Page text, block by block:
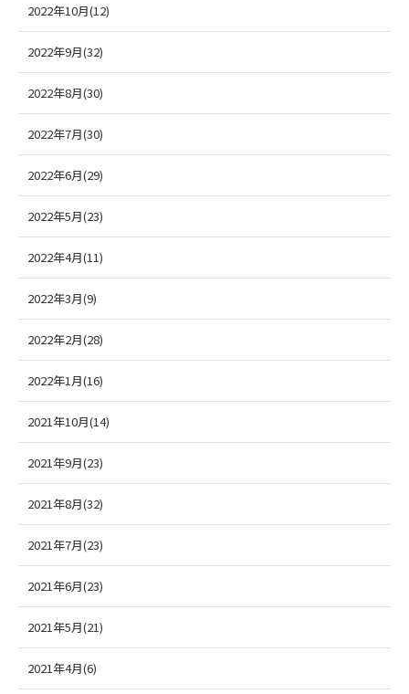
2022年10月(12)
2022年9月(32)
2022年8月(30)
2022年7月(30)
2022年6月(29)
2022年5月(23)
2022年4月(11)
2022年3月(9)
2022年2月(28)
2022年1月(16)
2021年10月(14)
2021年9月(23)
2021年8月(32)
2021年7月(23)
2021年6月(23)
2021年5月(21)
2021年4月(6)